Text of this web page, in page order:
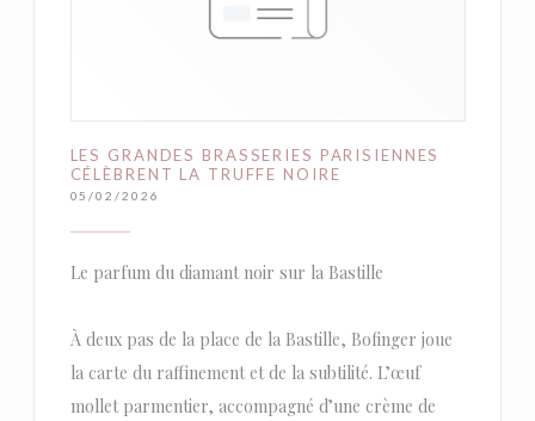
LES GRANDES BRASSERIES PARISIENNES
CÉLÈBRENT LA TRUFFE NOIRE
05/02/2026
Le parfum du diamant noir sur la Bastille
À deux pas de la place de la Bastille, Bofinger joue
la carte du raffinement et de la subtilité. L’œuf
mollet parmentier, accompagné d’une crème de